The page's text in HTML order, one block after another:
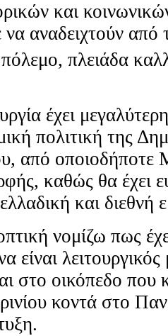
και
αναδειχτούν από
πλειάδα
έχει
πολιτική της
από οποιοδήποτε
καθώς θα έχει
και διεθνή
νομίζω πως
είναι
στο οικόπεδο
κοντά στο